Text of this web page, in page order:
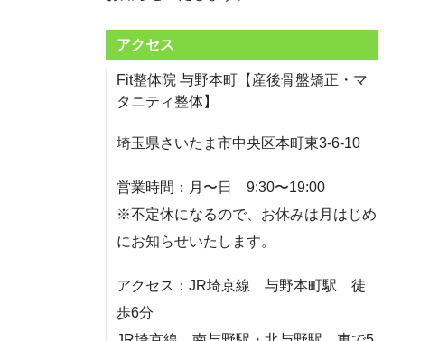
アクセス
Fit整体院 与野本町【産後骨盤矯正・マ
タニティ整体】
埼玉県さいたま市中央区本町東3-6-10
営業時間：月〜日 9:30〜19:00
※不定休になるので、お休みは月はじめ
にお知らせいたします。
アクセス：JR埼京線 与野本町駅 徒
歩6分